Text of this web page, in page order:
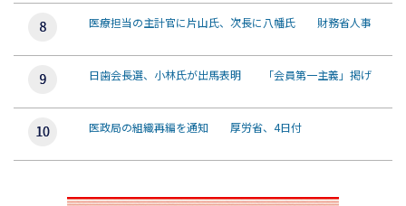
医療担当の主計官に片山氏、次長に八幡氏 財務省人事
日歯会長選、小林氏が出馬表明 「会員第一主義」掲げ
医政局の組織再編を通知 厚労省、4日付